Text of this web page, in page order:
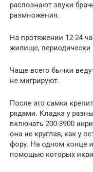
распознают звуки
размножения.
На протяжении 12-24
жилище,
Чаще всего бычки
не мигрируют.
После это самка
рядами. Кладка у
включать 200-3900
она не круглая, как у
фору. На одном конце
помощью которых